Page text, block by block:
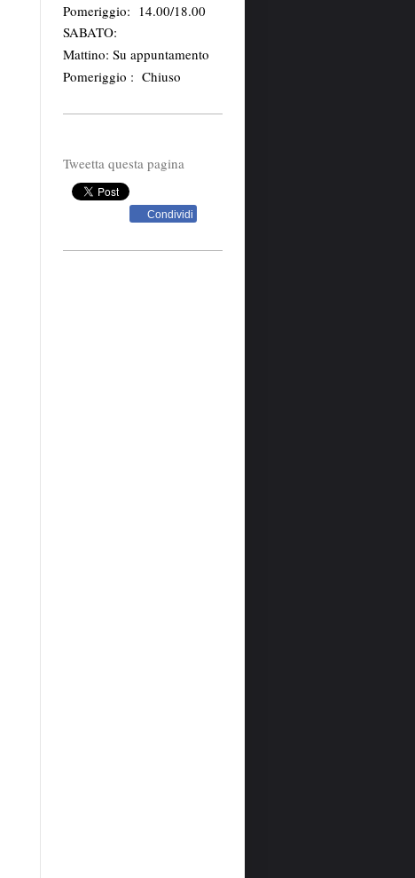
Pomeriggio: 14.00/18.00
SABATO:
Mattino: Su appuntamento
Pomeriggio : Chiuso
Tweetta questa pagina
Condividi